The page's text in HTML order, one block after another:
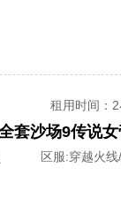
租用时间 ：
区服:穿越火